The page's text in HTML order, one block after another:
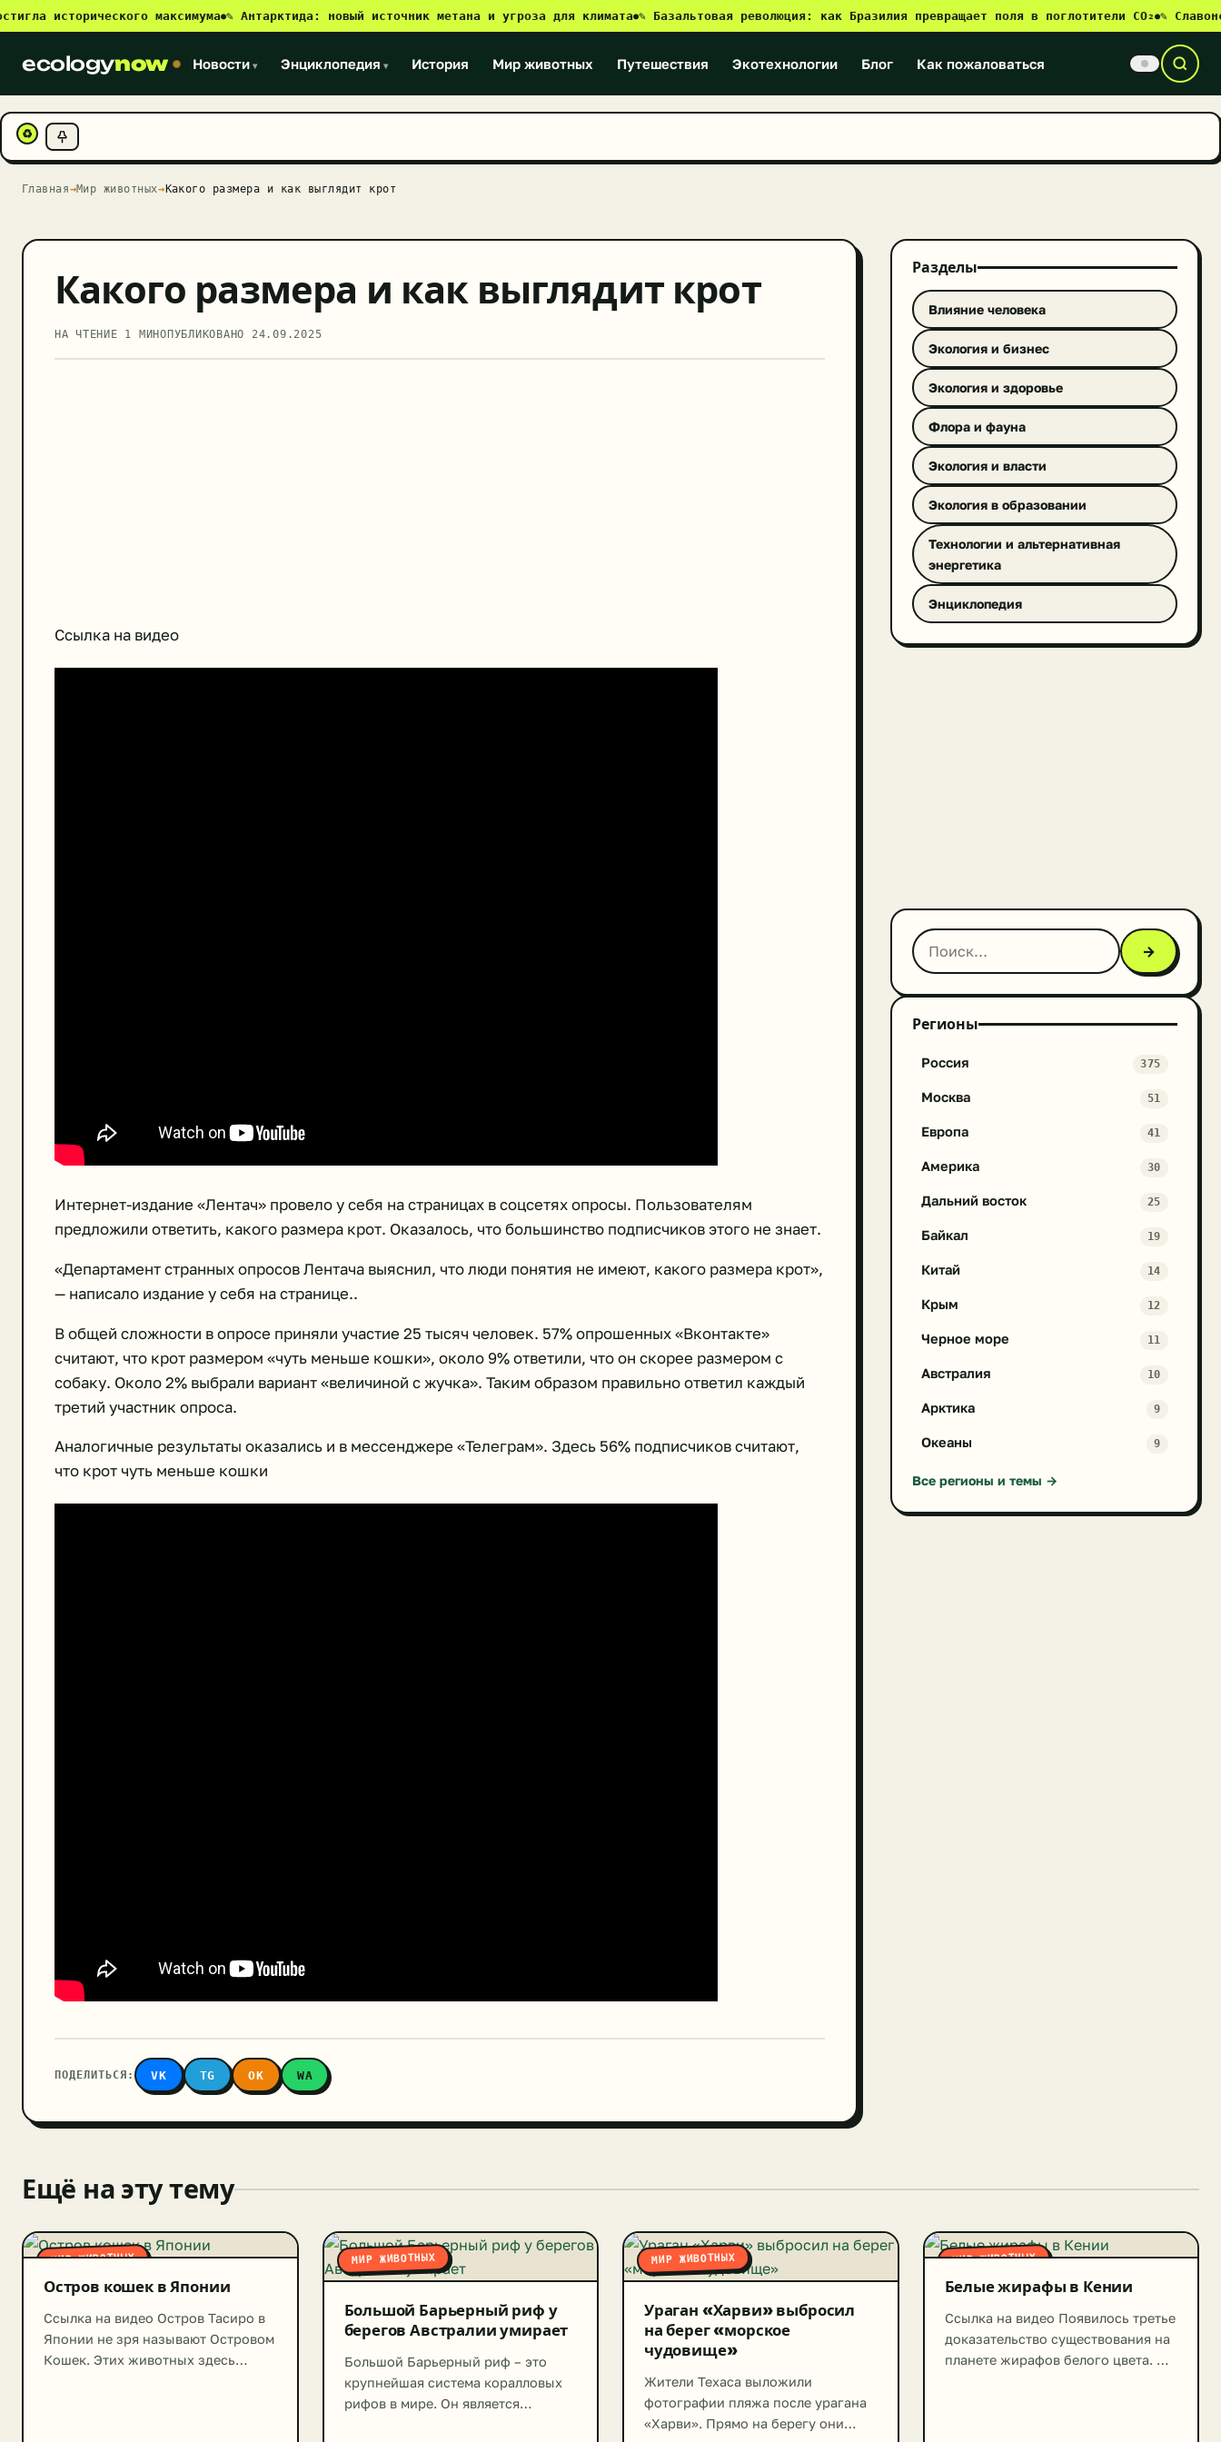
максимума●✎ Антарктида: новый источник метана и угроза для климата●✎ Базальтовая революция: как Бразилия превращает поля в поглотители CO₂●✎ Славонски-
ecologynow Новости ▾ Энциклопедия ▾ История Мир животных Путешествия Экотехнологии Блог Как пожаловаться
♻
Главная→Мир животных→Какого размера и как выглядит крот
Какого размера и как выглядит крот
НА ЧТЕНИЕ 1 МИНОПУБЛИКОВАНО 24.09.2025
Ссылка на видео
Интернет-издание «Лентач» провело у себя на страницах в соцсетях опросы. Пользователям
предложили ответить, какого размера крот. Оказалось, что большинство подписчиков этого не знает.
«Департамент странных опросов Лентача выяснил, что люди понятия не имеют, какого размера крот»,
— написало издание у себя на странице..
В общей сложности в опросе приняли участие 25 тысяч человек. 57% опрошенных «Вконтакте»
считают, что крот размером «чуть меньше кошки», около 9% ответили, что он скорее размером с
собаку. Около 2% выбрали вариант «величиной с жучка». Таким образом правильно ответил каждый
третий участник опроса.
Аналогичные результаты оказались и в мессенджере «Телеграм». Здесь 56% подписчиков считают,
что крот чуть меньше кошки
ПОДЕЛИТЬСЯ: VK TG OK WA
Разделы
Влияние человека
Экология и бизнес
Экология и здоровье
Флора и фауна
Экология и власти
Экология в образовании
Технологии и альтернативная
энергетика
Энциклопедия
→
Регионы
Россия 375
Москва 51
Европа 41
Америка 30
Дальний восток 25
Байкал 19
Китай 14
Крым 12
Черное море 11
Австралия 10
Арктика 9
Океаны 9
Все регионы и темы →
Ещё на эту тему
МИР ЖИВОТНЫХ
Остров кошек в Японии
Ссылка на видео Остров Тасиро в
Японии не зря называют Островом
Кошек. Этих животных здесь
МИР ЖИВОТНЫХ
Большой Барьерный риф у
берегов Австралии умирает
Большой Барьерный риф – это
крупнейшая система коралловых
рифов в мире. Он является
МИР ЖИВОТНЫХ
Ураган «Харви» выбросил
на берег «морское
чудовище»
Жители Техаса выложили
фотографии пляжа после урагана
«Харви». Прямо на берегу они
МИР ЖИВОТНЫХ
Белые жирафы в Кении
Ссылка на видео Появилось третье
доказательство существования на
планете жирафов белого цвета. О